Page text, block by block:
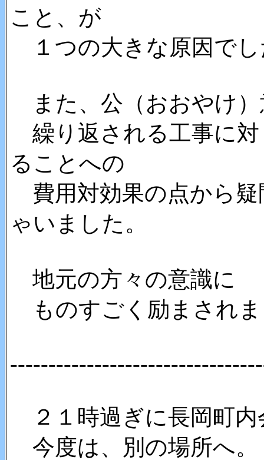
こと、が
１つの大きな原因でし
また、公（おおやけ
繰り返される工事に
ることへの
費用対効果の点から
ゃいました。
地元の方々の意識に
ものすごく励まされ
２１時過ぎに長岡町内
今度は、別の場所へ。